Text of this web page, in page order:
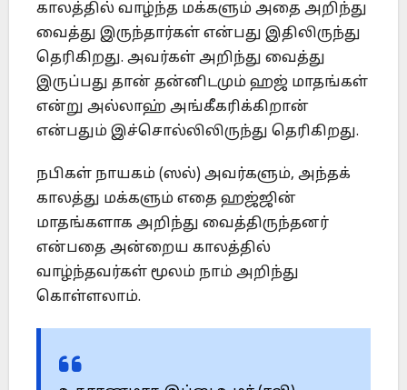
காலத்தில் வாழ்ந்த மக்களும் அதை அறிந்து
வைத்து இருந்தார்கள் என்பது இதிலிருந்து
தெரிகிறது. அவர்கள் அறிந்து வைத்து
இருப்பது தான் தன்னிடமும் ஹஜ் மாதங்கள்
என்று அல்லாஹ் அங்கீகரிக்கிறான்
என்பதும் இச்சொல்லிலிருந்து தெரிகிறது.
நபிகள் நாயகம் (ஸல்) அவர்களும், அந்தக்
காலத்து மக்களும் எதை ஹஜ்ஜின்
மாதங்களாக அறிந்து வைத்திருந்தனர்
என்பதை அன்றைய காலத்தில்
வாழ்ந்தவர்கள் மூலம் நாம் அறிந்து
கொள்ளலாம்.